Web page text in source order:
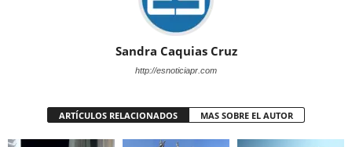
Sandra Caquias Cruz
http://esnoticiapr.com
ARTÍCULOS RELACIONADOS MAS SOBRE EL AUTOR